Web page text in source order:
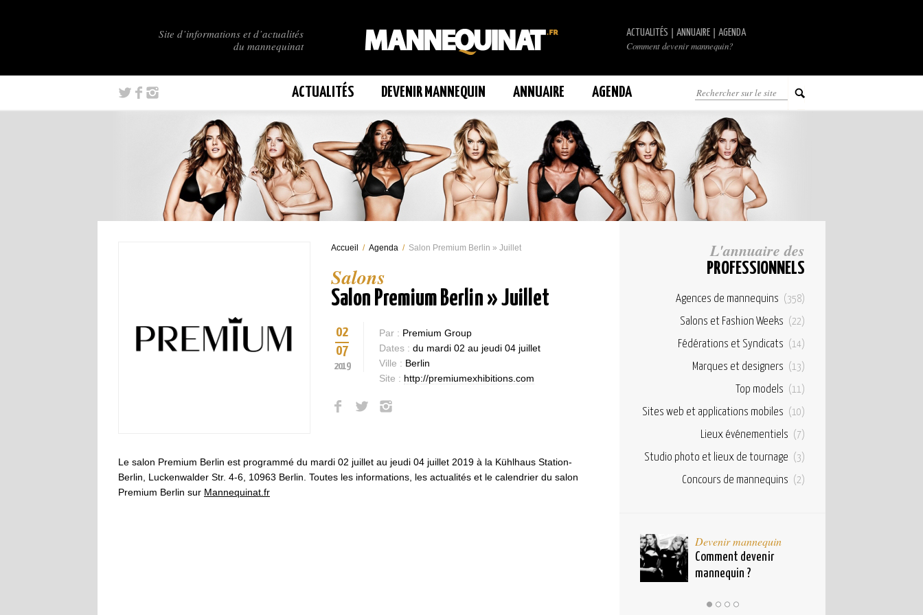
Site d’informations et d’actualités
du mannequinat
ACTUALITÉS ANNUAIRE AGENDA
Comment devenir mannequin?
ACTUALITÉS DEVENIR MANNEQUIN ANNUAIRE AGENDA
Accueil / Agenda / Salon Premium Berlin » Juillet
Salons
Salon Premium Berlin » Juillet
02
07
2019
Par : Premium Group
Dates : du mardi 02 au jeudi 04 juillet
Ville : Berlin
Site : http://premiumexhibitions.com
Le salon Premium Berlin est programmé du mardi 02 juillet au jeudi 04 juillet 2019 à la Kühlhaus Station-
Berlin, Luckenwalder Str. 4-6, 10963 Berlin. Toutes les informations, les actualités et le calendrier du salon
Premium Berlin sur Mannequinat.fr
L'annuaire des
PROFESSIONNELS
Agences de mannequins (358)
Salons et Fashion Weeks (22)
Fédérations et Syndicats (14)
Marques et designers (13)
Top models (11)
Sites web et applications mobiles (10)
Lieux événementiels (7)
Studio photo et lieux de tournage (3)
Concours de mannequins (2)
Devenir mannequin
Comment devenir
mannequin ?